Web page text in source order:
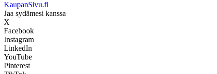
KaupanSivu.fi
Jaa sydämesi kanssa
X
Facebook
Instagram
LinkedIn
YouTube
Pinterest